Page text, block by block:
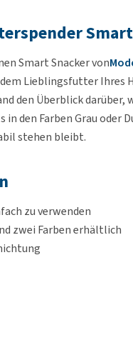
Smart Snacker von
Lieblingsfutter Ihres
den Überblick darüber,
den Farben Grau oder
stehen bleibt.
zu verwenden
zwei Farben erhältlich